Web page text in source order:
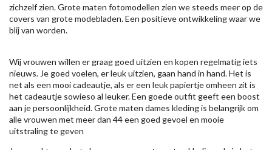
zichzelf zien. Grote maten fotomodellen zien we steeds meer op de
covers van grote modebladen. Een positieve ontwikkeling waar we
blij van worden.
Wij vrouwen willen er graag goed uitzien en kopen regelmatig iets
nieuws. Je goed voelen, er leuk uitzien, gaan hand in hand. Het is
net als een mooi cadeautje, als er een leuk papiertje omheen zit is
het cadeautje sowieso al leuker. Een goede outfit geeft een boost
aan je persoonlijkheid. Grote maten dames kleding is belangrijk om
alle vrouwen met meer dan 44 een goed gevoel en mooie
uitstraling te geven